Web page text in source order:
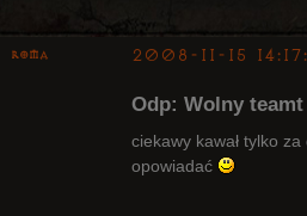
Roma 2008-11-15
Odp: Wolny
ciekawy kawał tylko
opowiadać